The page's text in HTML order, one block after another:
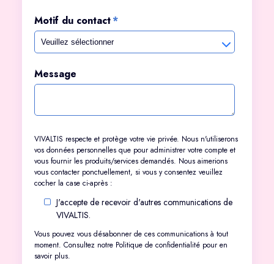
Motif du contact*
Message
VIVALTIS respecte et protège votre vie privée. Nous n'utiliserons
vos données personnelles que pour administrer votre compte et
vous fournir les produits/services demandés. Nous aimerions
vous contacter ponctuellement, si vous y consentez veuillez
cocher la case ci-après :
J'accepte de recevoir d'autres communications de
VIVALTIS.
Vous pouvez vous désabonner de ces communications à tout
moment. Consultez notre Politique de confidentialité pour en
savoir plus.